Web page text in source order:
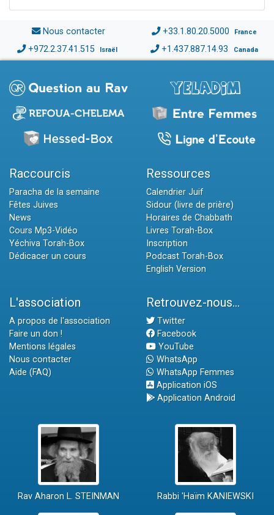
Nous contacter +33.1.80.20.5000 France
+972.2.37.41.515 Israël +1.437.887.14.93 Canada
Raccourcis
Paracha de la semaine
Fêtes Juives
News
Cours Mp3-Vidéo
Yéchiva Torah-Box
Dédicacer un cours
Ressources
Calendrier Juif
Sidour (livre de prière)
Horaires de Chabbath
Livres Torah-Box
Inscription
Podcast Torah-Box
English Version
L'association
A propos de l'association
Faire un don !
Mentions légales
Nous contacter
Aide (FAQ)
Retrouvez-nous...
Twitter
Facebook
YouTube
WhatsApp
WhatsApp Femmes
Application iOS
Application Android
Rav Aharon L. STEINMAN Rabbi 'Haïm KANIEWSKI